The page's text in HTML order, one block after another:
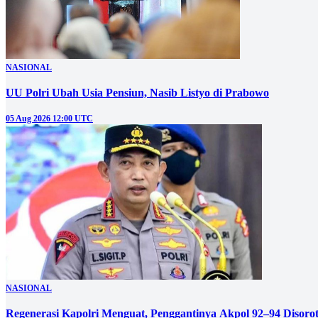
NASIONAL
UU Polri Ubah Usia Pensiun, Nasib Listyo di Prabowo
05 Aug 2026 12:00 UTC
NASIONAL
Regenerasi Kapolri Menguat, Penggantinya Akpol 92–94 Disorot